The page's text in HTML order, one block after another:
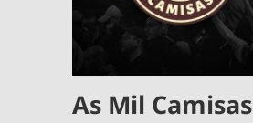
As Mil Camisas